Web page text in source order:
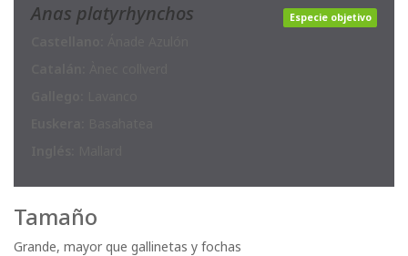
Anas platyrhynchos Especie objetivo
Tamaño
Grande, mayor que gallinetas y fochas